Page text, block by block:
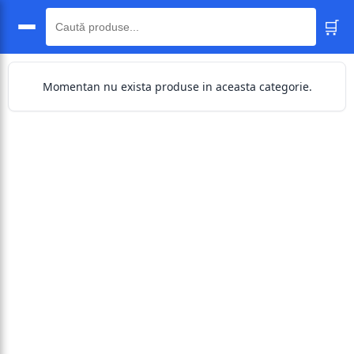
🛒
Momentan nu exista produse in aceasta categorie.